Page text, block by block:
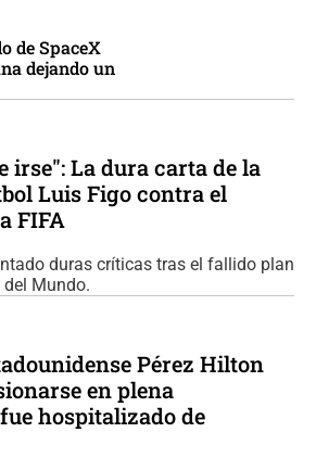
de SpaceX
dejando un
irse": La dura carta de la
Luis Figo contra el
FIFA
duras críticas tras el fallido plan
del Mundo.
Pérez Hilton
en plena
hospitalizado de